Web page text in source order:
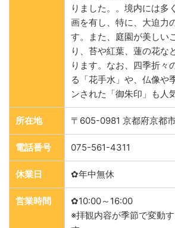
りました。。境内には多
画を有し、特に、大迫力
す。また、庭園が美しい
り、苔や紅葉、蓮の花な
ります。なお、四季折々
る「花手水」や、仏像や
ンされた「御朱印」も人
所在地 〒605-0981 京都府京都
電話番号 075-561-4311
休業日 ✿年中無休
営業時間
✿10:00～16:00
※拝観内容が季節で変動